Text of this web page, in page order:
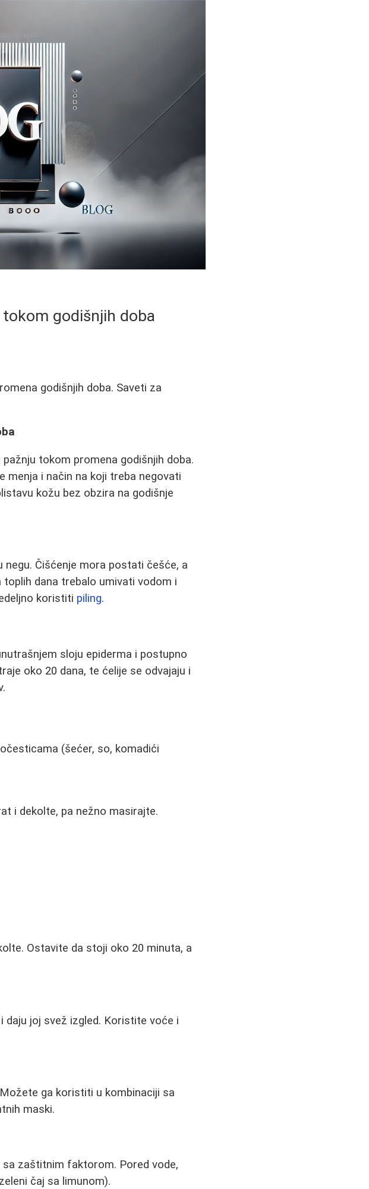
godišnjih doba
godišnjih doba. Saveti za
tokom promena godišnjih doba.
menja i način na koji treba negovati
kožu bez obzira na godišnje
negu. Čišćenje mora postati češće, a
dana trebalo umivati vodom i
koristiti piling.
sloju epiderma i postupno
oko 20 dana, te ćelije se odvajaju i
(šećer, so, komadići
i dekolte, pa nežno masirajte.
Ostavite da stoji oko 20 minuta, a
daju joj svež izgled. Koristite voće i
ga koristiti u kombinaciji sa
maski.
zaštitnim faktorom. Pored vode,
čaj sa limunom).